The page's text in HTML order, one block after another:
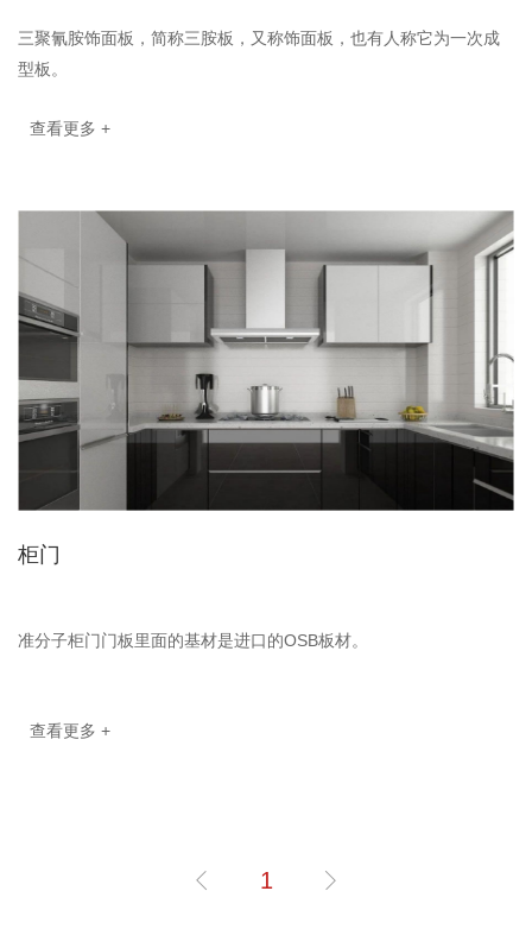
三聚氰胺饰面板，简称三胺板，又称饰面板，也有人称它为一次成
型板。
查看更多 +
柜门
准分子柜门门板里面的基材是进口的OSB板材。
查看更多 +
1